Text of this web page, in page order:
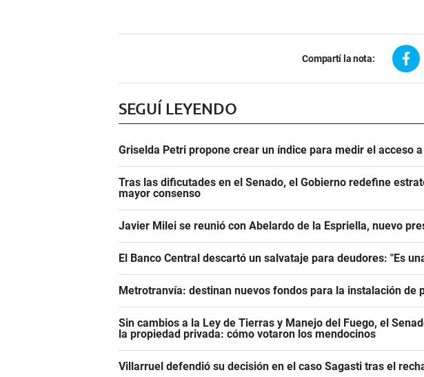
Compartí la nota:
SEGUÍ LEYENDO
Griselda Petri propone crear un índice para medir el acceso
Tras las dificutades en el Senado, el Gobierno redefine
mayor consenso
Javier Milei se reunió con Abelardo de la Espriella, nuevo
El Banco Central descartó un salvataje para deudores: "Es
Metrotranvía: destinan nuevos fondos para la instalación de
Sin cambios a la Ley de Tierras y Manejo del Fuego, el
la propiedad privada: cómo votaron los mendocinos
Villarruel defendió su decisión en el caso Sagasti tras el